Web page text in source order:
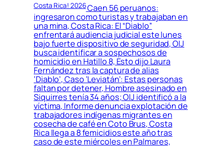
Costa Rica! 2026Caen 56 peruanos:
ingresaron como turistas y trabajaban en
una mina, Costa Rica: El “Diablo”
enfrentará audiencia judicial este lunes
bajo fuerte dispositivo de seguridad, OIJ
busca identificar a sospechosos de
homicidio en Hatillo 8, Esto dijo Laura
Fernández tras la captura de alias
‘Diablo’, Caso ‘Leviatán’: Estas personas
faltan por detener, Hombre asesinado en
Siquirres tenía 34 años; OIJ identificó a la
víctima, Informe denuncia explotación de
trabajadores indígenas migrantes en
cosecha de café en Coto Brus, Costa
Rica llega a 8 femicidios este año tras
caso de este miércoles en Palmares,